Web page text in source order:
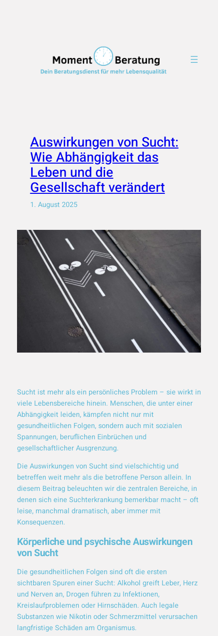
Auswirkungen von Sucht:
Wie Abhängigkeit das
Leben und die
Gesellschaft verändert
1. August 2025
Sucht ist mehr als ein persönliches Problem – sie wirkt in
viele Lebensbereiche hinein. Menschen, die unter einer
Abhängigkeit leiden, kämpfen nicht nur mit
gesundheitlichen Folgen, sondern auch mit sozialen
Spannungen, beruflichen Einbrüchen und
gesellschaftlicher Ausgrenzung.
Die Auswirkungen von Sucht sind vielschichtig und
betreffen weit mehr als die betroffene Person allein. In
diesem Beitrag beleuchten wir die zentralen Bereiche, in
denen sich eine Suchterkrankung bemerkbar macht – oft
leise, manchmal dramatisch, aber immer mit
Konsequenzen.
Körperliche und psychische Auswirkungen
von Sucht
Die gesundheitlichen Folgen sind oft die ersten
sichtbaren Spuren einer Sucht: Alkohol greift Leber, Herz
und Nerven an, Drogen führen zu Infektionen,
Kreislaufproblemen oder Hirnschäden. Auch legale
Substanzen wie Nikotin oder Schmerzmittel verursachen
langfristige Schäden am Organismus.